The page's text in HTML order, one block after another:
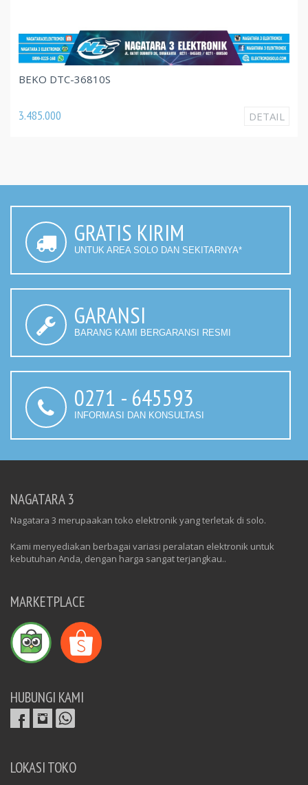
BEKO DTC-36810S
3.485.000 DETAIL
GRATIS KIRIM
UNTUK AREA SOLO DAN SEKITARNYA*
GARANSI
BARANG KAMI BERGARANSI RESMI
0271 - 645593
INFORMASI DAN KONSULTASI
NAGATARA 3
Nagatara 3 merupaakan toko elektronik yang terletak di solo.
Kami menyediakan berbagai variasi peralatan elektronik untuk
kebutuhan Anda, dengan harga sangat terjangkau..
MARKETPLACE
HUBUNGI KAMI
LOKASI TOKO